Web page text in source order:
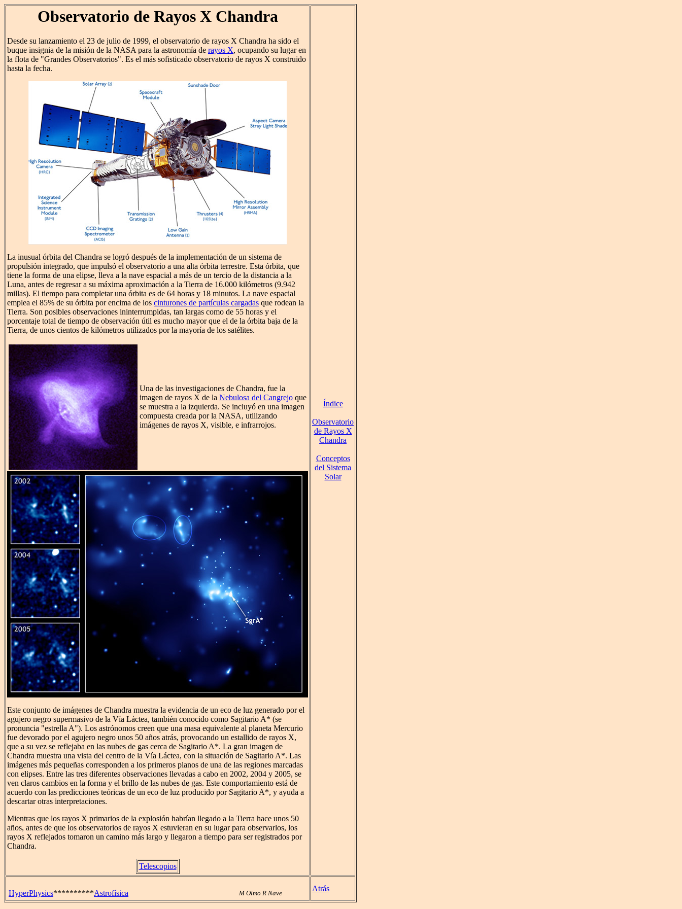
Observatorio de Rayos X Chandra
Desde su lanzamiento el 23 de julio de 1999, el observatorio de rayos X Chandra ha sido el
buque insignia de la misión de la NASA para la astronomía de rayos X, ocupando su lugar en
la flota de "Grandes Observatorios". Es el más sofisticado observatorio de rayos X construido
hasta la fecha.
La inusual órbita del Chandra se logró después de la implementación de un sistema de
propulsión integrado, que impulsó el observatorio a una alta órbita terrestre. Esta órbita, que
tiene la forma de una elipse, lleva a la nave espacial a más de un tercio de la distancia a la
Luna, antes de regresar a su máxima aproximación a la Tierra de 16.000 kilómetros (9.942
millas). El tiempo para completar una órbita es de 64 horas y 18 minutos. La nave espacial
emplea el 85% de su órbita por encima de los cinturones de partículas cargadas que rodean la
Tierra. Son posibles observaciones ininterrumpidas, tan largas como de 55 horas y el
porcentaje total de tiempo de observación útil es mucho mayor que el de la órbita baja de la
Tierra, de unos cientos de kilómetros utilizados por la mayoría de los satélites.
Una de las investigaciones de Chandra, fue la
imagen de rayos X de la Nebulosa del Cangrejo que
se muestra a la izquierda. Se incluyó en una imagen
compuesta creada por la NASA, utilizando
imágenes de rayos X, visible, e infrarrojos.
Este conjunto de imágenes de Chandra muestra la evidencia de un eco de luz generado por el
agujero negro supermasivo de la Vía Láctea, también conocido como Sagitario A* (se
pronuncia "estrella A"). Los astrónomos creen que una masa equivalente al planeta Mercurio
fue devorado por el agujero negro unos 50 años atrás, provocando un estallido de rayos X,
que a su vez se reflejaba en las nubes de gas cerca de Sagitario A*. La gran imagen de
Chandra muestra una vista del centro de la Vía Láctea, con la situación de Sagitario A*. Las
imágenes más pequeñas corresponden a los primeros planos de una de las regiones marcadas
con elipses. Entre las tres diferentes observaciones llevadas a cabo en 2002, 2004 y 2005, se
ven claros cambios en la forma y el brillo de las nubes de gas. Este comportamiento está de
acuerdo con las predicciones teóricas de un eco de luz producido por Sagitario A*, y ayuda a
descartar otras interpretaciones.
Mientras que los rayos X primarios de la explosión habrían llegado a la Tierra hace unos 50
años, antes de que los observatorios de rayos X estuvieran en su lugar para observarlos, los
rayos X reflejados tomaron un camino más largo y llegaron a tiempo para ser registrados por
Chandra.
Telescopios
Índice
Observatorio
de Rayos X
Chandra
Conceptos
del Sistema
Solar
HyperPhysics**********Astrofísica M Olmo R Nave
Atrás